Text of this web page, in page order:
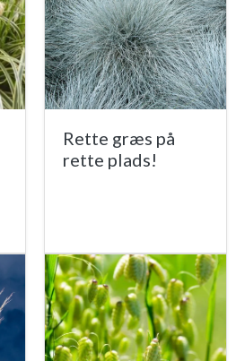
Rette græs på
rette plads!